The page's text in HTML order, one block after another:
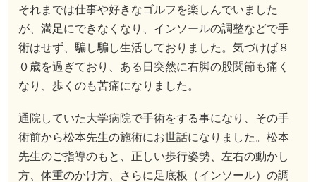
それまでは仕事や好きなゴルフを楽しんでいました
が、満足にできなくなり、インソールの調整などで手
術はせず、騙し騙し生活しておりました。気づけば８
０歳を過ぎており、ある日突然に右脚の股関節も痛く
なり、歩くのも苦痛になりました。
通院していた大学病院で手術をする事になり、その手
術前から松本先生の施術にお世話になりました。松本
先生のご指導のもと、正しい歩行姿勢、左右の動かし
方、体重のかけ方、さらに足底板（インソール）の調